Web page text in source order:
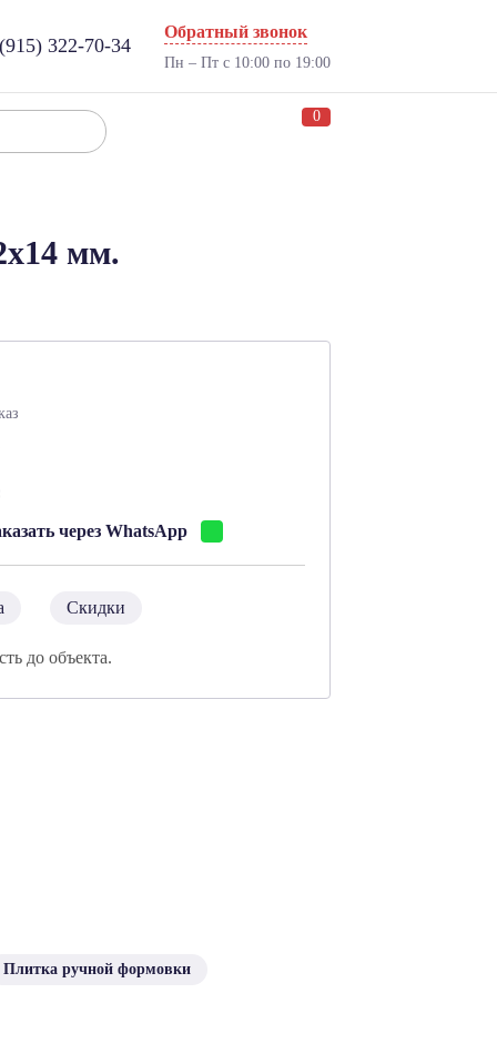
322-70-34
Обратный звонок
Пн – Пт с 10:00 по 19:00
0
мм.
Плитка ручной формовки
через WhatsApp
Скидки
до объекта.